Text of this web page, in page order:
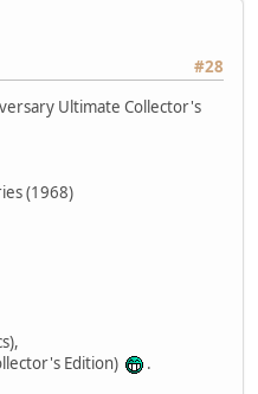
#28
Ultimate Collector's
(1968)
Edition)
.